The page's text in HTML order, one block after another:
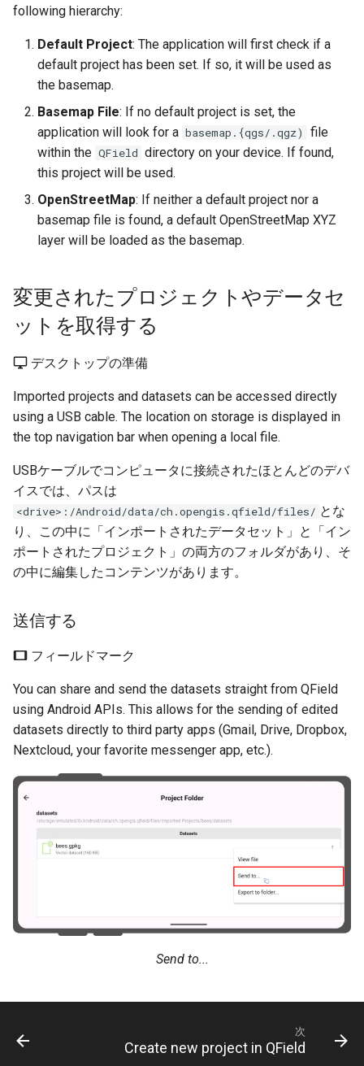
following hierarchy:
Default Project: The application will first check if a
default project has been set. If so, it will be used as
the basemap.
Basemap File: If no default project is set, the
application will look for a basemap.{qgs/.qgz)
file
within the QField directory on your device. If found,
this project will be used.
OpenStreetMap: If neither a default project nor a
basemap file is found, a default OpenStreetMap XYZ
layer will be loaded as the basemap.
変更されたプロジェクトやデータセ
ットを取得する
デスクトップの準備
Imported projects and datasets can be accessed directly
using a USB cable. The location on storage is displayed in
the top navigation bar when opening a local file.
USBケーブルでコンピュータに接続されたほとんどのデバ
イスでは、パスは
<drive>:/Android/data/ch.opengis.qfield/files/ とな
り、この中に「インポートされたデータセット」と「イン
ポートされたプロジェクト」の両方のフォルダがあり、そ
の中に編集したコンテンツがあります。
送信する
フィールドマーク
You can share and send the datasets straight from QField
using Android APIs. This allows for the sending of edited
datasets directly to third party apps (Gmail, Drive, Dropbox,
Nextcloud, your favorite messenger app, etc.).
Send to...
次
Create new project in QField